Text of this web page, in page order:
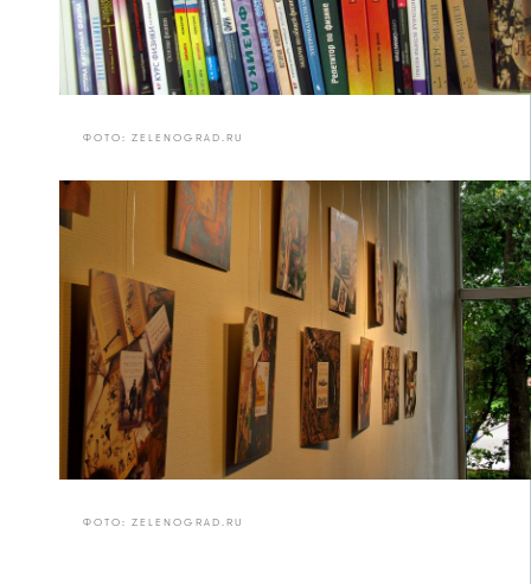
ФОТО: ZELENOGRAD.RU
ФОТО: ZELENOGRAD.RU